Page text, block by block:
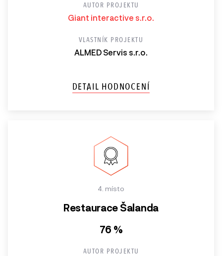
AUTOR PROJEKTU
Giant interactive s.r.o.
VLASTNÍK PROJEKTU
ALMED Servis s.r.o.
DETAIL HODNOCENÍ
4. místo
Restaurace Šalanda
76 %
AUTOR PROJEKTU